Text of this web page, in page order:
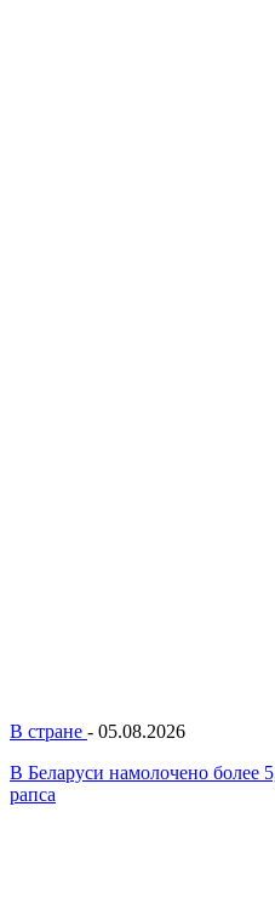
В стране - 05.08.2026
В Беларуси намолочено более
рапса